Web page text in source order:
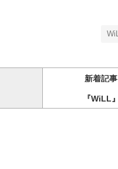
新着記事
『WiLL』